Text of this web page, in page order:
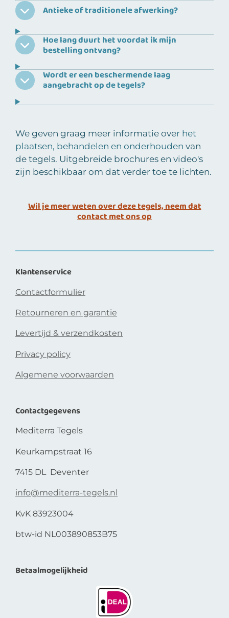
Antieke of traditionele afwerking?
Hoe lang duurt het voordat ik mijn
bestelling ontvang?
Wordt er een beschermende laag
aangebracht op de tegels?
We geven graag meer informatie over het
plaatsen, behandelen en onderhouden van
de tegels. Uitgebreide brochures en video's
zijn beschikbaar om dat verder toe te lichten.
Wil je meer weten over deze tegels, neem dat
contact met ons op
Klantenservice
Contactformulier
Retourneren en garantie
Levertijd & verzendkosten
Privacy policy
Algemene voorwaarden
Contactgegevens
Mediterra Tegels
Keurkampstraat 16
7415 DL Deventer
info@mediterra-tegels.nl
KvK 83923004
btw-id NL003890853B75
Betaalmogelijkheid